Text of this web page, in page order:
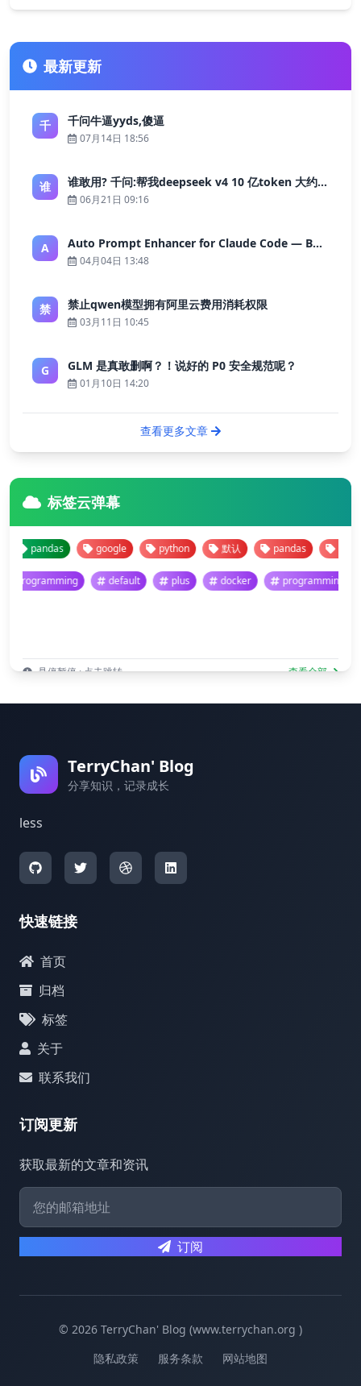
最新更新
千 千问牛逼yyds,傻逼
07月14日 18:56
谁 谁敢用? 千问:帮我deepseek v4 10 亿token 大约多少花费 ?
06月21日 09:16
A Auto Prompt Enhancer for Claude Code — Building a Highly Reliable AI Programming Workflow
04月04日 13:48
禁 禁止qwen模型拥有阿里云费用消耗权限
03月11日 10:45
G GLM 是真敢删啊？！说好的 P0 安全规范呢？
01月10日 14:20
查看更多文章
标签云弹幕
pandas google python 默认 pandas google
programming default plus docker
悬停暂停 · 点击跳转 查看全部
TerryChan' Blog
分享知识，记录成长
less
快速链接
首页
归档
标签
关于
联系我们
订阅更新
获取最新的文章和资讯
订阅
© 2026 TerryChan' Blog (www.terrychan.org )
隐私政策
服务条款 网站地图